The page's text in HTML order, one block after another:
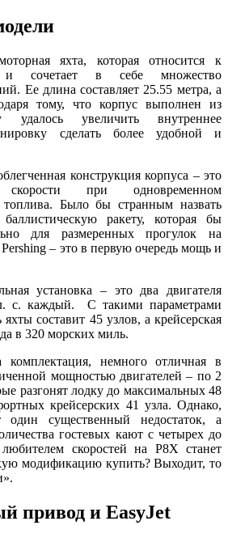
яхта, которая относится к
и сочетает в себе множество
Ее длина составляет 25.55 метра, а
тому, что корпус выполнен из
увеличить внутреннее
сделать более удобной и
конструкция корпуса – это
скорости при одновременном
топлива. Было бы странным назвать
ракету, которая бы
для размеренных прогулок на
– это в первую очередь мощь и
установка – это два двигателя
с. каждый. С такими параметрами
яхты составит 45 узлов, а крейсерская
в 320 морских миль.
немного отличная в
мощностью двигателей – по 2
разгонят лодку до максимальных 48
крейсерских 41 узла. Однако,
один существенный недостаток, а
гостевых кают с четырех до
скоростей на P8X станет
модификацию купить? Выходит, то
привод и EasyJet